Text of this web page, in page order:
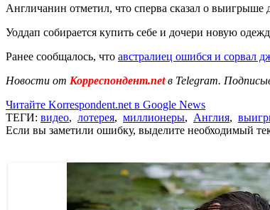
Англичанин отметил, что сперва сказал о выигрыше
Уоддап собирается купить себе и дочери новую
Ранее сообщалось, что австралиец ошибся и сорвал
Новости от Корреспондент.netв Telegram.
Читайте Korrespondent.net в Google News
ТЕГИ: видео, лотерея, миллионеры, Англия,
Если вы заметили ошибку, выделите необходимый